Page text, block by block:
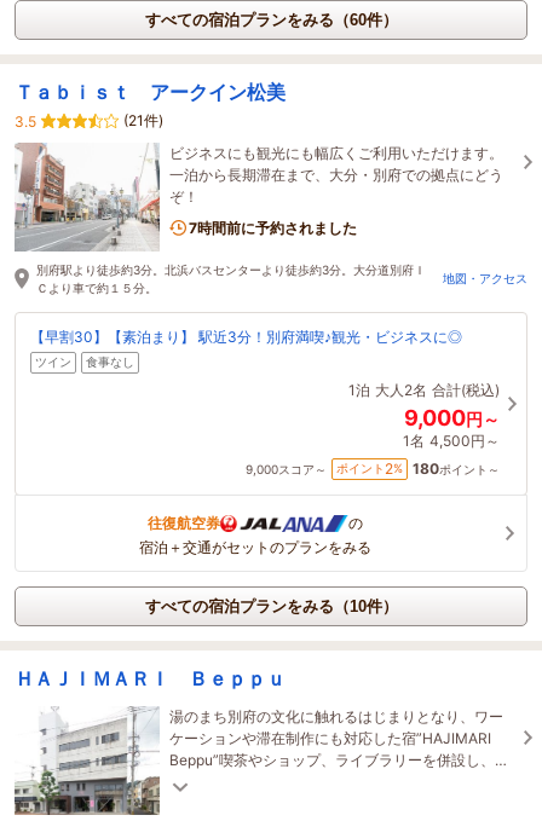
すべての宿泊プランをみる（60件）
Ｔａｂｉｓｔ アークイン松美
3.5
(21件)
ビジネスにも観光にも幅広くご利用いただけます。
一泊から長期滞在まで、大分・別府での拠点にどう
ぞ！
7時間前に予約されました
別府駅より徒歩約3分。北浜バスセンターより徒歩約3分。大分道別府Ｉ
Ｃより車で約１５分。
地図・アクセス
【早割30】【素泊まり】 駅近3分！別府満喫♪観光・ビジネスに◎
ツイン 食事なし
1泊 大人2名 合計(税込)
9,000円～
1名 4,500円～
9,000スコア～ ポイント 2% 180ポイント～
往復航空券
の
宿泊＋交通がセットのプランをみる
すべての宿泊プランをみる（10件）
ＨＡＪＩＭＡＲＩ Ｂｅｐｐｕ
湯のまち別府の文化に触れるはじまりとなり、ワー
ケーションや滞在制作にも対応した宿”HAJIMARI
Beppu”喫茶やショップ、ライブラリーを併設し、ワ
ークショップやイベント等も開催される新たな文化